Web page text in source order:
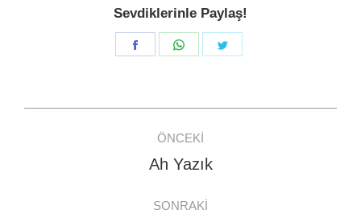
Sevdiklerinle Paylaş!
Share
Share
navigation
ÖNCEKI
Previous
Ah Yazık
SONRAKI